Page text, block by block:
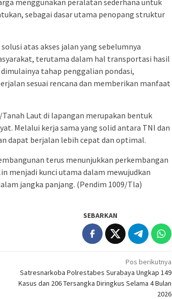
sebagai dasar utama penopang struktur
atas akses jalan yang sebelumnya
terutama dalam hal transportasi hasil
tahap penggalian pondasi,
sesuai rencana dan memberikan manfaat
Laut di lapangan merupakan bentuk
Melalui kerja sama yang solid antara TNI dan
dapat berjalan lebih cepat dan optimal.
terus menunjukkan perkembangan
menjadi kunci utama dalam mewujudkan
jangka panjang. (Pendim 1009/Tla)
SEBARKAN
Pos berikutnya
Satresnarkoba Polrestabes Surabaya Ungkap 149
Kasus dan 206 Tersangka Diringkus Selama 4 Bulan
2026